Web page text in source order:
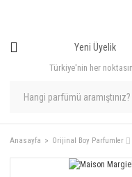
Türkiye'nin her
Yeni Üyelik
Anasayfa Orijinal Boy Parfumler ⌷